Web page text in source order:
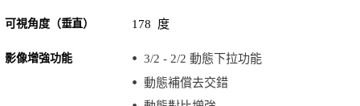
可視角度（垂直） 178 度
影像增強功能
3/2 - 2/2 動態下拉功能
動態補償去交錯